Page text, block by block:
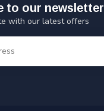
to our newsletter
with our latest offers